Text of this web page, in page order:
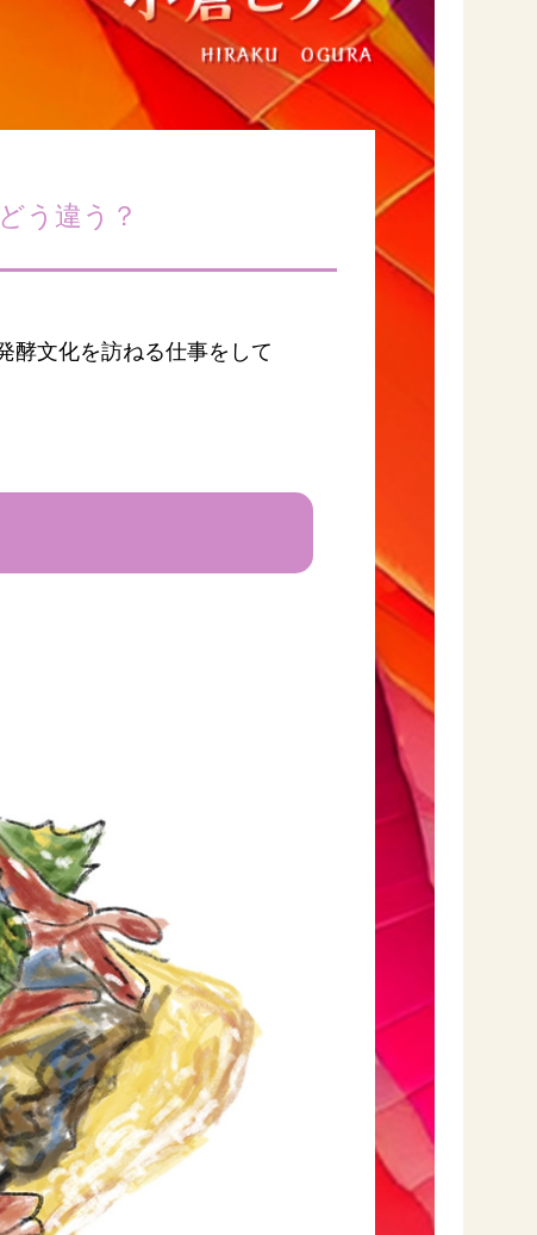
ミツカンのCM
つ情報をご紹介しま
す。
う違う？
酵文化を訪ねる仕事をして